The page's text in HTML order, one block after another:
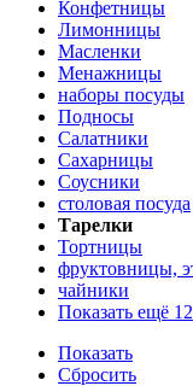
Конфетницы
Лимонницы
Масленки
Менажницы
наборы посуды
Подносы
Салатники
Сахарницы
Соусники
столовая посуда
Тарелки
Тортницы
фруктовницы,
чайники
Показать ещё 12
Показать
Сбросить